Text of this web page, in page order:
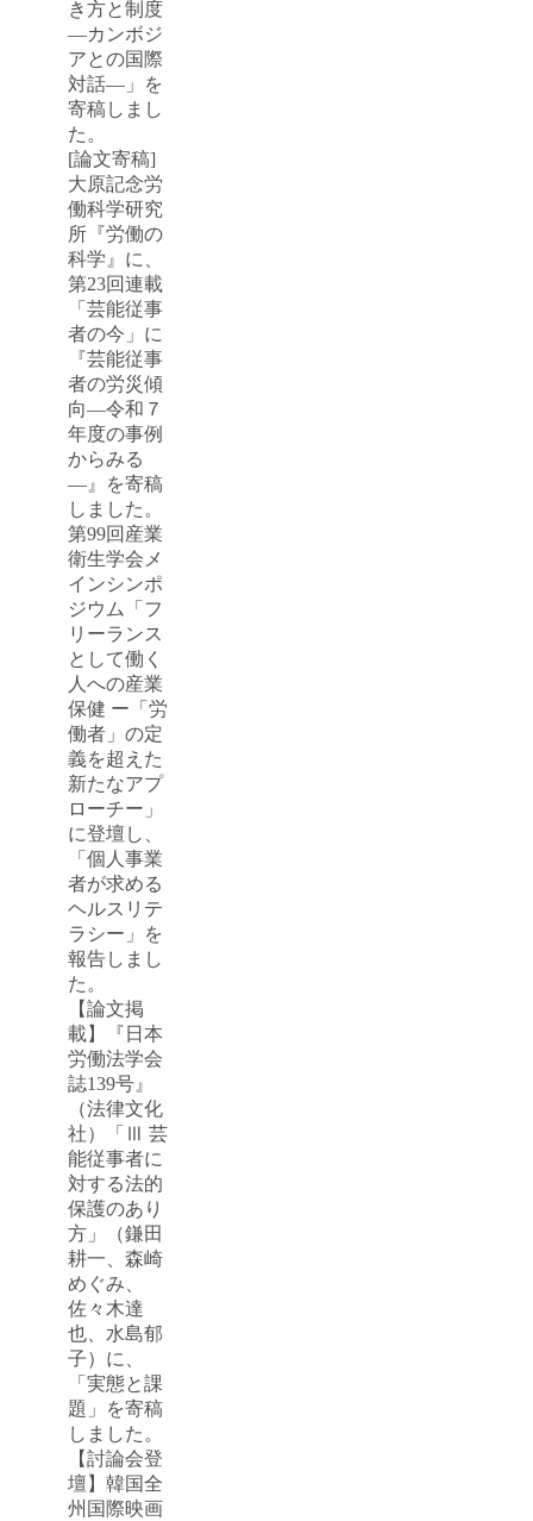
き方と制度
―カンボジ
アとの国際
対話―」を
寄稿しまし
た。
[論文寄稿]
大原記念労
働科学研究
所『労働の
科学』に、
第23回連載
「芸能従事
者の今」に
『芸能従事
者の労災傾
向―令和７
年度の事例
からみる
―』を寄稿
しました。
第99回産業
衛生学会メ
インシンポ
ジウム「フ
リーランス
として働く
人への産業
保健 ー「労
働者」の定
義を超えた
新たなアプ
ローチー」
に登壇し、
「個人事業
者が求める
ヘルスリテ
ラシー」を
報告しまし
た。
【論文掲
載】『日本
労働法学会
誌139号』
（法律文化
社）「Ⅲ 芸
能従事者に
対する法的
保護のあり
方」（鎌田
耕一、森崎
めぐみ、
佐々木達
也、水島郁
子）に、
「実態と課
題」を寄稿
しました。
【討論会登
壇】韓国全
州国際映画